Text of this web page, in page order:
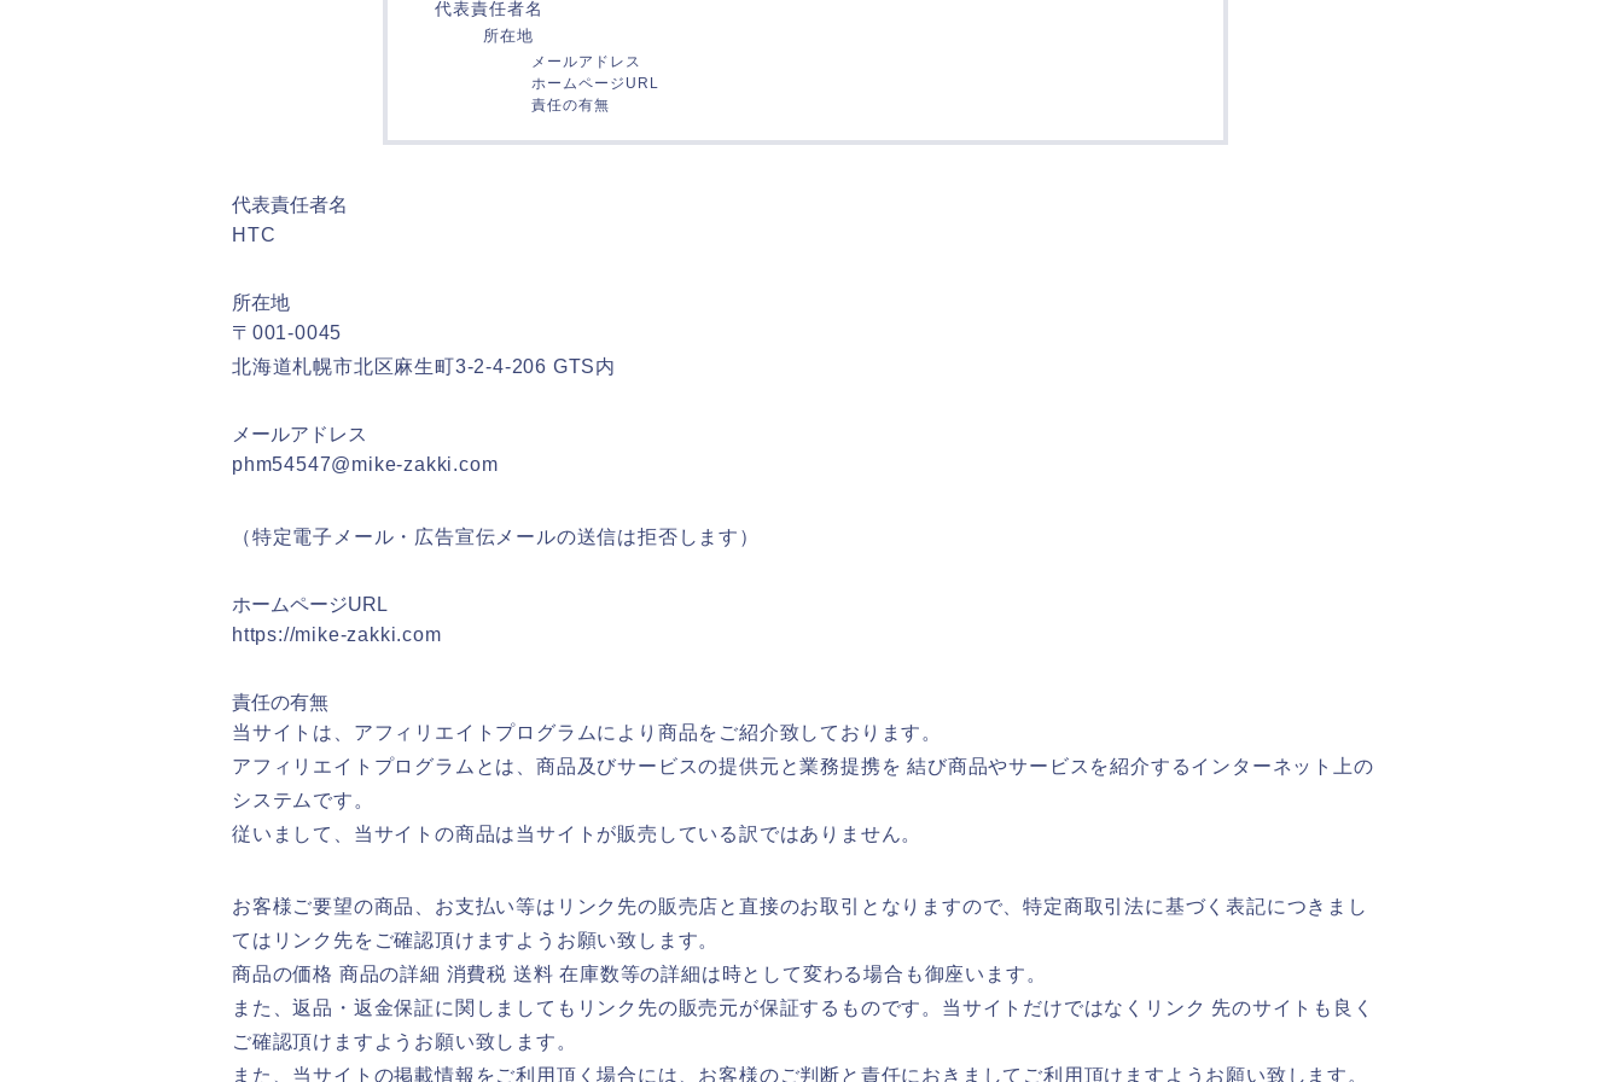
代表責任者名
所在地
メールアドレス
ホームページURL
責任の有無
代表責任者名
HTC
所在地
〒001-0045
北海道札幌市北区麻生町3-2-4-206 GTS内
メールアドレス
phm54547@mike-zakki.com
（特定電子メール・広告宣伝メールの送信は拒否します）
ホームページURL
https://mike-zakki.com
責任の有無
当サイトは、アフィリエイトプログラムにより商品をご紹介致しております。
アフィリエイトプログラムとは、商品及びサービスの提供元と業務提携を 結び商品やサービスを紹介するインターネット上の
システムです。
従いまして、当サイトの商品は当サイトが販売している訳ではありません。
お客様ご要望の商品、お支払い等はリンク先の販売店と直接のお取引となりますので、特定商取引法に基づく表記につきまし
てはリンク先をご確認頂けますようお願い致します。
商品の価格 商品の詳細 消費税 送料 在庫数等の詳細は時として変わる場合も御座います。
また、返品・返金保証に関しましてもリンク先の販売元が保証するものです。当サイトだけではなくリンク 先のサイトも良く
ご確認頂けますようお願い致します。
また、当サイトの掲載情報をご利用頂く場合には、お客様のご判断と責任におきましてご利用頂けますようお願い致します。